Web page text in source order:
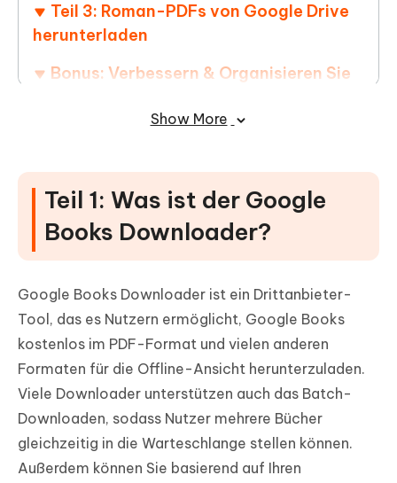
Teil 3: Roman-PDFs von Google Drive
herunterladen
Bonus: Verbessern & Organisieren Sie
für Windows & Mac & App Online
Show More
Teil 1: Was ist der Google
Books Downloader?
Google Books Downloader ist ein Drittanbieter-
Tool, das es Nutzern ermöglicht, Google Books
kostenlos im PDF-Format und vielen anderen
Formaten für die Offline-Ansicht herunterzuladen.
Viele Downloader unterstützen auch das Batch-
Downloaden, sodass Nutzer mehrere Bücher
gleichzeitig in die Warteschlange stellen können.
Außerdem können Sie basierend auf Ihren